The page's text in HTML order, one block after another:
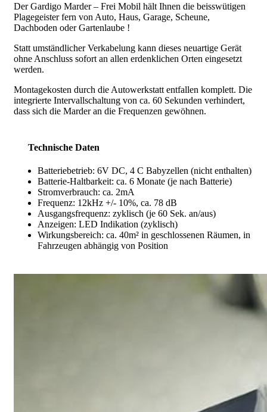
Der Gardigo Marder – Frei Mobil hält Ihnen die beisswütigen
Plagegeister fern von Auto, Haus, Garage, Scheune,
Dachboden oder Gartenlaube !
Statt umständlicher Verkabelung kann dieses neuartige Gerät
ohne Anschluss sofort an allen erdenklichen Orten eingesetzt
werden.
Montagekosten durch die Autowerkstatt entfallen komplett. Die
integrierte Intervallschaltung von ca. 60 Sekunden verhindert,
dass sich die Marder an die Frequenzen gewöhnen.
Technische Daten
Batteriebetrieb: 6V DC, 4 C Babyzellen (nicht enthalten)
Batterie-Haltbarkeit: ca. 6 Monate (je nach Batterie)
Stromverbrauch: ca. 2mA
Frequenz: 12kHz +/- 10%, ca. 78 dB
Ausgangsfrequenz: zyklisch (je 60 Sek. an/aus)
Anzeigen: LED Indikation (zyklisch)
Wirkungsbereich: ca. 40m² in geschlossenen Räumen, in
Fahrzeugen abhängig von Position